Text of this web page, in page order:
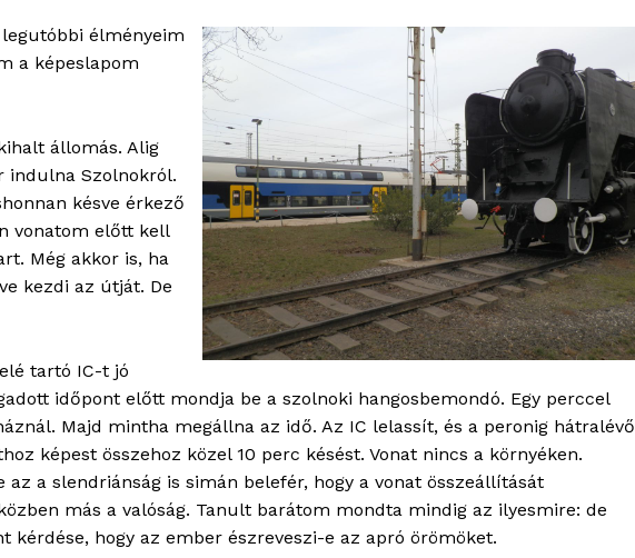
ELŐFIZETÉS
Előfizetés
Kapcsolat
Adatkezelési tájékoztató
Hirdetés
élményeim
a képeslapom
állomás. Alig
indulna Szolnokról.
késve érkező
vonatom előtt kell
Még akkor is, ha
kezdi az útját. De
tartó IC-t jó
időpont előtt mondja be a szolnoki hangosbemondó. Egy perccel
Majd mintha megállna az idő. Az IC lelassít, és a peronig hátralévő
képest összehoz közel 10 perc késést. Vonat nincs a környéken.
a slendriánság is simán belefér, hogy a vonat összeállítását
más a valóság. Tanult barátom mondta mindig az ilyesmire: de
kérdése, hogy az ember észreveszi-e az apró örömöket.